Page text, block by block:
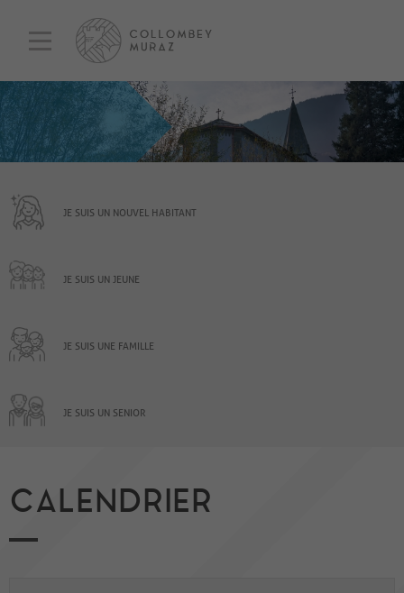
JE SUIS UN NOUVEL HABITANT
JE SUIS UN JEUNE
JE SUIS UNE FAMILLE
JE SUIS UN SENIOR
CALENDRIER